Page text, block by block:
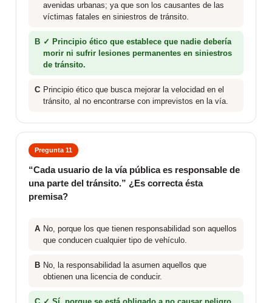
avenidas urbanas; ya que son los causantes de las
víctimas fatales en siniestros de tránsito.
B ✓ Principio ético que establece que nadie debería
morir ni sufrir lesiones permanentes en siniestros
de tránsito.
C Principio ético que busca mejorar la velocidad en el
tránsito, al no encontrarse con imprevistos en la vía.
Pregunta 11
“Cada usuario de la vía pública es responsable de
una parte del tránsito.” ¿Es correcta ésta
premisa?
A No, porque los que tienen responsabilidad son aquellos
que conducen cualquier tipo de vehículo.
B No, la responsabilidad la asumen aquellos que
obtienen una licencia de conducir.